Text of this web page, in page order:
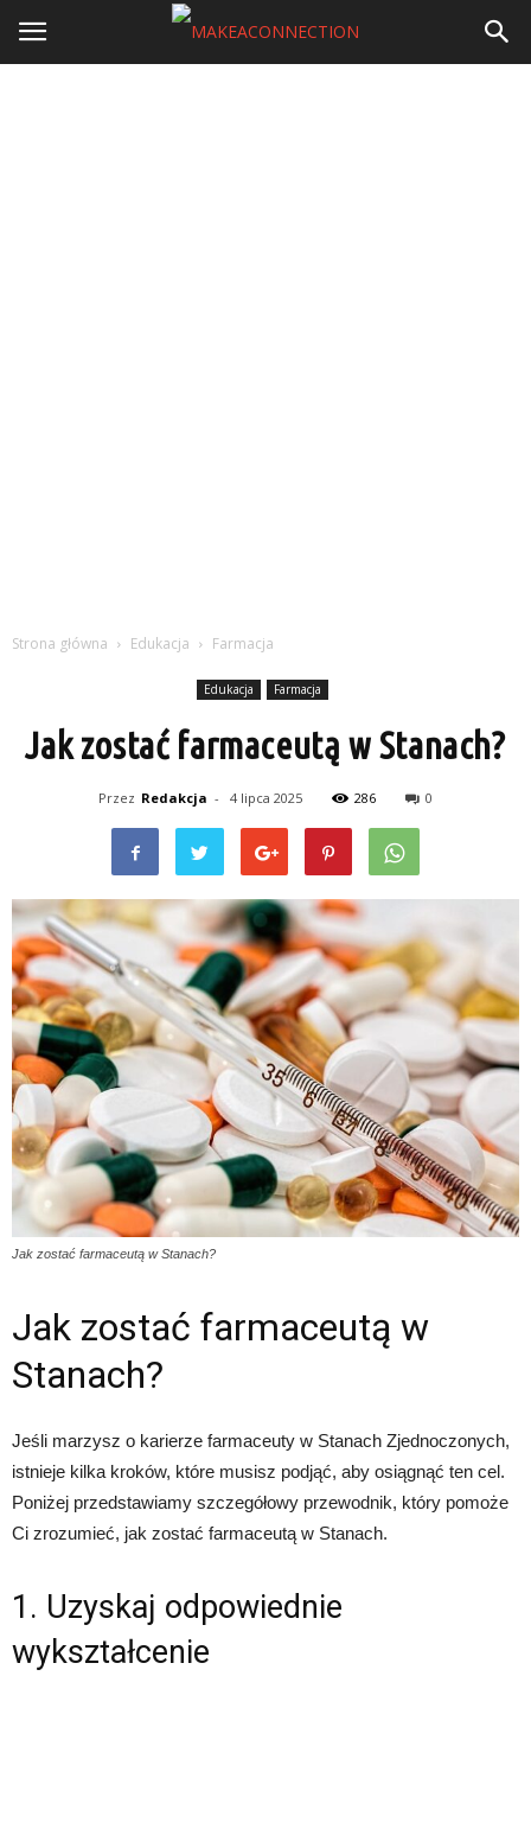
Strona główna Edukacja Farmacja
Edukacja Farmacja
Jak zostać farmaceutą w Stanach?
Przez Redakcja - 4 lipca 2025 286 0
Jak zostać farmaceutą w Stanach?
Jak zostać farmaceutą w
Stanach?
Jeśli marzysz o karierze farmaceuty w Stanach Zjednoczonych,
istnieje kilka kroków, które musisz podjąć, aby osiągnąć ten cel.
Poniżej przedstawiamy szczegółowy przewodnik, który pomoże
Ci zrozumieć, jak zostać farmaceutą w Stanach.
1. Uzyskaj odpowiednie
wykształcenie